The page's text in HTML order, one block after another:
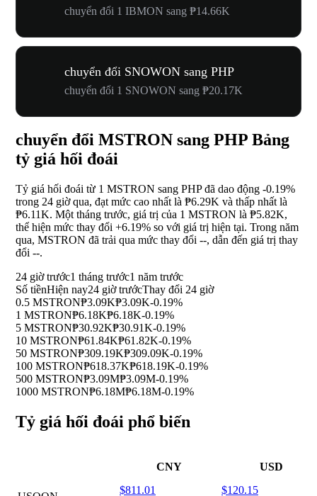
chuyển đổi 1 IBMON sang ₱14.66K
chuyển đổi SNOWON sang PHP
chuyển đổi 1 SNOWON sang ₱20.17K
chuyển đổi MSTRON sang PHP Bảng
tỷ giá hối đoái
Tỷ giá hối đoái từ 1 MSTRON sang PHP đã dao động -0.19%
trong 24 giờ qua, đạt mức cao nhất là ₱6.29K và thấp nhất là
₱6.11K. Một tháng trước, giá trị của 1 MSTRON là ₱5.82K,
thể hiện mức thay đổi +6.19% so với giá trị hiện tại. Trong năm
qua, MSTRON đã trải qua mức thay đổi --, dẫn đến giá trị thay
đổi --.
24 giờ trước1 tháng trước1 năm trước
Số tiềnHiện nay24 giờ trướcThay đổi 24 giờ
0.5 MSTRON₱3.09K₱3.09K-0.19%
1 MSTRON₱6.18K₱6.18K-0.19%
5 MSTRON₱30.92K₱30.91K-0.19%
10 MSTRON₱61.84K₱61.82K-0.19%
50 MSTRON₱309.19K₱309.09K-0.19%
100 MSTRON₱618.37K₱618.19K-0.19%
500 MSTRON₱3.09M₱3.09M-0.19%
1000 MSTRON₱6.18M₱6.18M-0.19%
Tỷ giá hối đoái phổ biến
CNY USD
$811.01 $120.15